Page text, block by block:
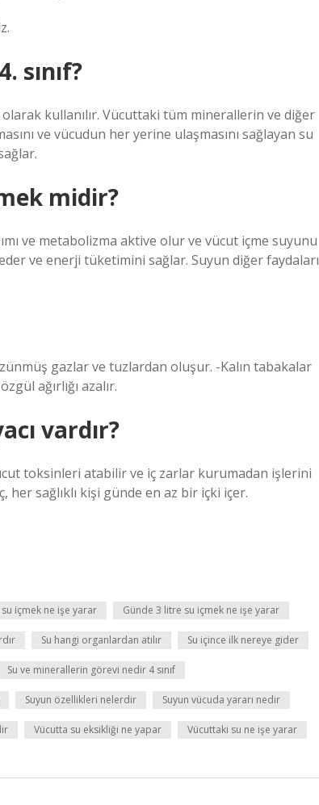
sınıf?
kullanılır. Vücuttaki tüm minerallerin ve diğer
ve vücudun her yerine ulaşmasını sağlayan su
midir?
ve metabolizma aktive olur ve vücut içme suyunu
eder ve enerji tüketimini sağlar. Suyun diğer faydaları
gazlar ve tuzlardan oluşur. -Kalın tabakalar
ağırlığı azalır.
vardır?
toksinleri atabilir ve iç zarlar kurumadan işlerini
her sağlıklı kişi günde en az bir içki içer.
içmek ne işe yarar Günde 3 litre su içmek ne işe yarar
Su hangi organlardan atılır Su içince ilk nereye gider
Su ve minerallerin görevi nedir 4 sınıf
Suyun özellikleri nelerdir Suyun vücuda yararı nedir
Vücutta su eksikliği ne yapar Vücuttaki su ne işe yarar